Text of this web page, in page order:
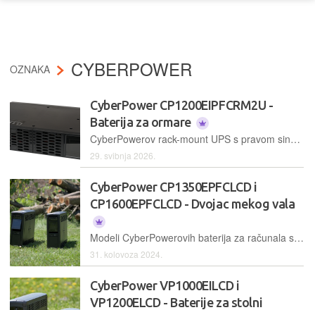
OZNAKA CYBERPOWER
CyberPower CP1200EIPFCRM2U -
Baterija za ormare
CyberPowerov rack-mount UPS s pravom sinusoidom, AVR-om i kratkim kućištem, namijenjen je mrežnoj i serverskoj opremi te NAS-ovima
29. svibnja 2026.
CyberPower CP1350EPFCLCD i
CP1600EPFCLCD - Dvojac mekog vala
Modeli CyberPowerovih baterija za računala s kojima smo se susreli prošle godine, na izlazu iz baterije, to jest invertera, davali su napon kvadratnog oblika (vrlo grubo simulirana sinusoida), a ovi daju pravu, čistu sinusoidu
31. kolovoza 2024.
CyberPower VP1000EILCD i
VP1200ELCD - Baterije za stolni